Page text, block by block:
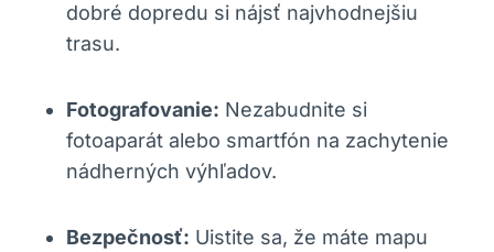
dobré dopredu si nájsť najvhodnejšiu
trasu.
Fotografovanie: Nezabudnite si
fotoaparát alebo smartfón na zachytenie
nádherných výhľadov.
Bezpečnosť: Uistite sa, že máte ⁢mapu